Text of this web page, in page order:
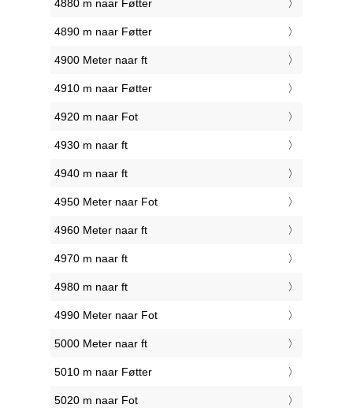
4880 m naar Føtter
4890 m naar Føtter
4900 Meter naar ft
4910 m naar Føtter
4920 m naar Fot
4930 m naar ft
4940 m naar ft
4950 Meter naar Fot
4960 Meter naar ft
4970 m naar ft
4980 m naar ft
4990 Meter naar Fot
5000 Meter naar ft
5010 m naar Føtter
5020 m naar Fot